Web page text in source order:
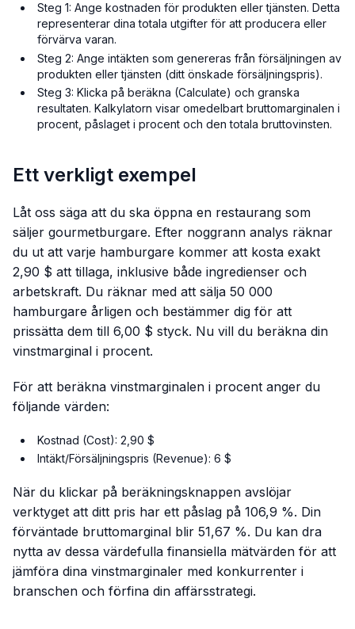
Steg 1: Ange kostnaden för produkten eller tjänsten. Detta
representerar dina totala utgifter för att producera eller
förvärva varan.
Steg 2: Ange intäkten som genereras från försäljningen av
produkten eller tjänsten (ditt önskade försäljningspris).
Steg 3: Klicka på beräkna (Calculate) och granska
resultaten. Kalkylatorn visar omedelbart bruttomarginalen i
procent, påslaget i procent och den totala bruttovinsten.
Ett verkligt exempel
Låt oss säga att du ska öppna en restaurang som
säljer gourmetburgare. Efter noggrann analys räknar
du ut att varje hamburgare kommer att kosta exakt
2,90 $ att tillaga, inklusive både ingredienser och
arbetskraft. Du räknar med att sälja 50 000
hamburgare årligen och bestämmer dig för att
prissätta dem till 6,00 $ styck. Nu vill du beräkna din
vinstmarginal i procent.
För att beräkna vinstmarginalen i procent anger du
följande värden:
Kostnad (Cost): 2,90 $
Intäkt/Försäljningspris (Revenue): 6 $
När du klickar på beräkningsknappen avslöjar
verktyget att ditt pris har ett påslag på 106,9 %. Din
förväntade bruttomarginal blir 51,67 %. Du kan dra
nytta av dessa värdefulla finansiella mätvärden för att
jämföra dina vinstmarginaler med konkurrenter i
branschen och förfina din affärsstrategi.